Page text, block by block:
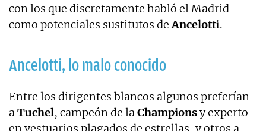
con los que discretamente habló el Madrid
como potenciales sustitutos deAncelotti.
Ancelotti, lo malo conocido
Entre los dirigentes blancos algunos preferían
aTuchel, campeón de laChampionsy experto
en vestuarios plagados de estrellas, y otros a